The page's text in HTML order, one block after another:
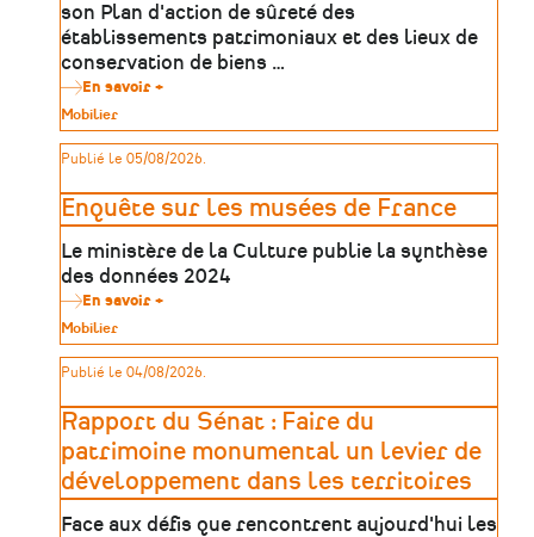
son Plan d'action de sûreté des
établissements patrimoniaux et des lieux de
conservation de biens …
En savoir +
de
sûreté
établissements
patrimoniaux
Type
de
patrimoine
Mobilier
Publié le 05/08/2026.
Enquête sur les musées de France
Le ministère de la Culture publie la synthèse
des données 2024
En savoir +
les
musées
France
Type
de
patrimoine
Mobilier
Publié le 04/08/2026.
Rapport du Sénat : Faire du
patrimoine monumental un levier de
développement dans les territoires
Face aux défis que rencontrent aujourd'hui les